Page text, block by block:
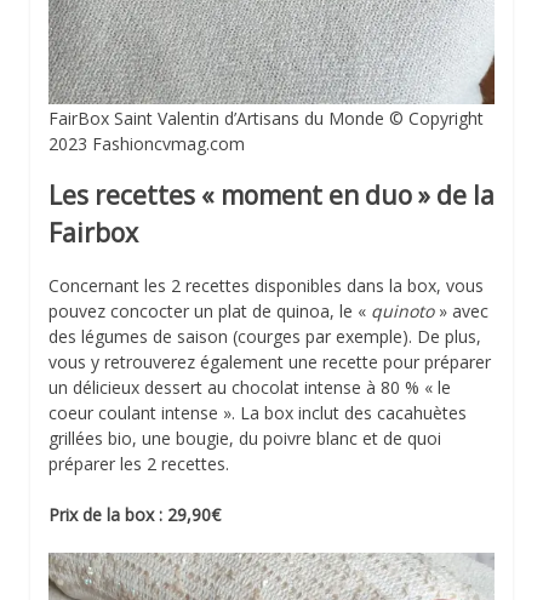
FairBox Saint Valentin d’Artisans du Monde © Copyright
2023 Fashioncvmag.com
Les recettes « moment en duo » de la
Fairbox
Concernant les 2 recettes disponibles dans la box, vous
pouvez concocter un plat de quinoa, le « quinoto » avec
des légumes de saison (courges par exemple). De plus,
vous y retrouverez également une recette pour préparer
un délicieux dessert au chocolat intense à 80 % « le
coeur coulant intense ». La box inclut des cacahuètes
grillées bio, une bougie, du poivre blanc et de quoi
préparer les 2 recettes.
Prix de la box : 29,90€